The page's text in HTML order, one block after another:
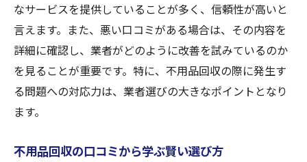
なサービスを提供していることが多く、信頼性が高いと
言えます。また、悪い口コミがある場合は、その内容を
詳細に確認し、業者がどのように改善を試みているのか
を見ることが重要です。特に、不用品回収の際に発生す
る問題への対応力は、業者選びの大きなポイントとなり
ます。
不用品回収の口コミから学ぶ賢い選び方